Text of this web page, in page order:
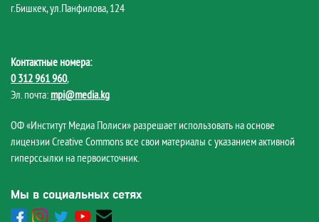
г.Бишкек, ул.Панфилова, 124
Контактные номера:
0 312 961 960,
Эл. почта: mpi@media.kg
ОФ «Институт Медиа Полиси» разрешает использовать на основе
лицензии Creative Commons все свои материалы с указанием активной
гиперссылки на первоисточник.
Мы в социальных сетях